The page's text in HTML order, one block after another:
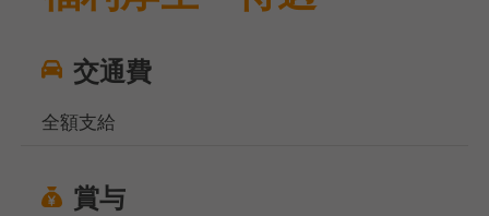
交通費
全額支給
賞与